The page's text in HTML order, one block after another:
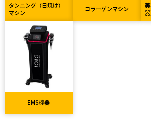
タンニング（日焼け）
マシン
コラーゲンマシン
器
EMS機器